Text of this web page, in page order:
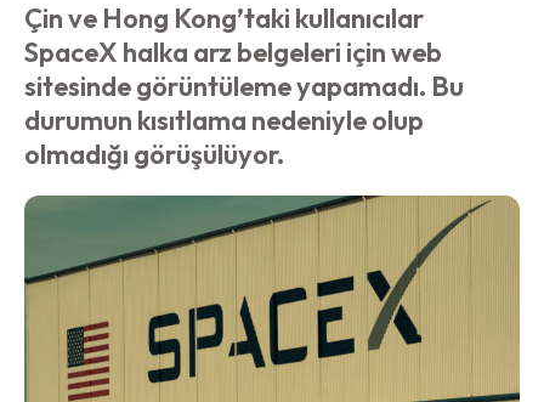
Çin ve Hong Kong’taki kullanıcılar
SpaceX halka arz belgeleri için web
sitesinde görüntüleme yapamadı. Bu
durumun kısıtlama nedeniyle olup
olmadığı görüşülüyor.